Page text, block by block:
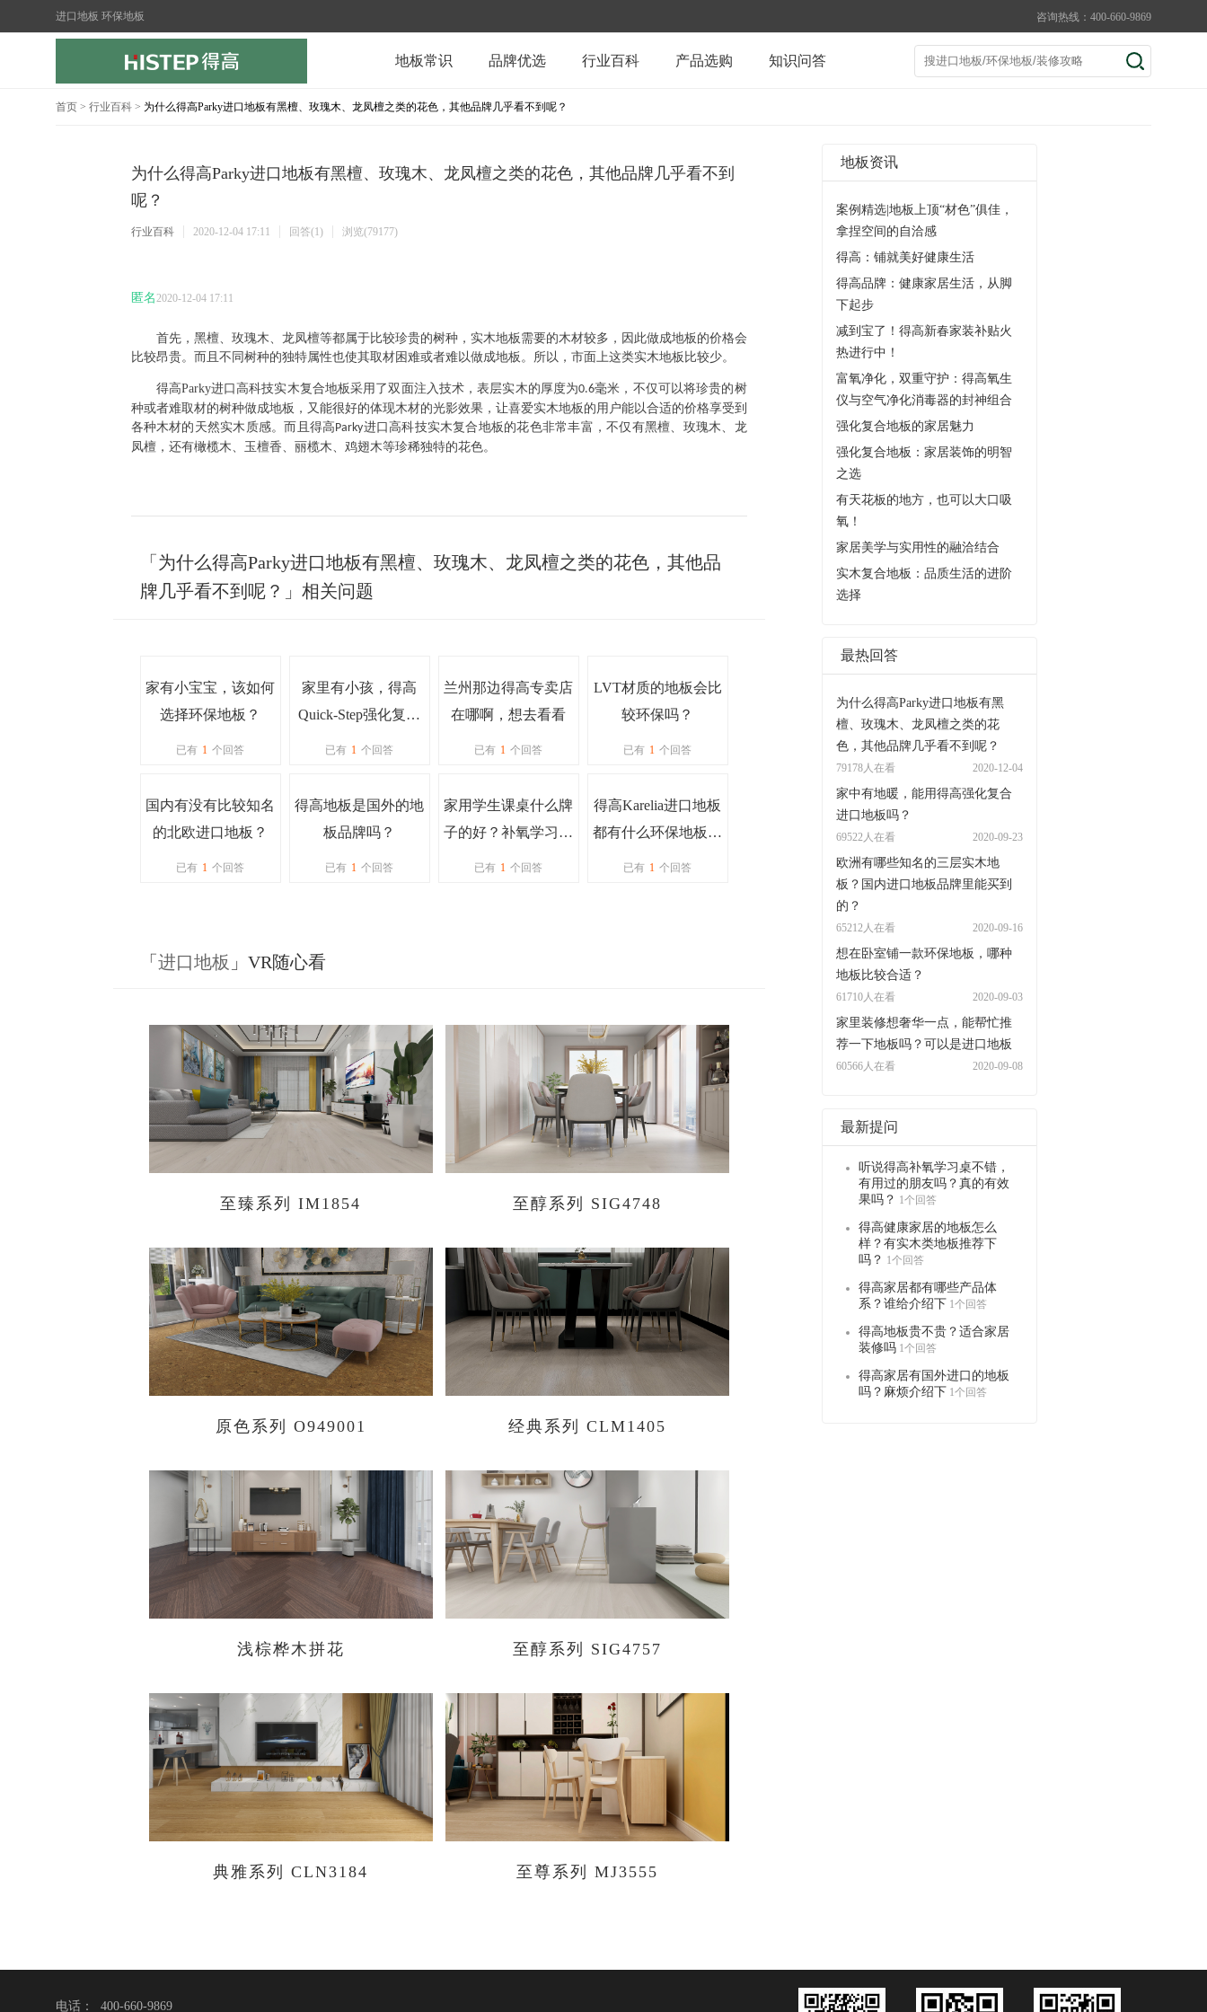
进口地板 环保地板 咨询热线：400-660-9869
地板常识 品牌优选 行业百科 产品选购 知识问答
首页 > 行业百科 > 为什么得高Parky进口地板有黑檀、玫瑰木、龙凤檀之类的花色，其他品牌几乎看不到呢？
为什么得高Parky进口地板有黑檀、玫瑰木、龙凤檀之类的花色，其他品牌几乎看不到
呢？
行业百科 2020-12-04 17:11 回答(1) 浏览(79177)
匿名2020-12-04 17:11
首先，黑檀、玫瑰木、龙凤檀等都属于比较珍贵的树种，实木地板需要的木材较多，因此做成地板的价格会
比较昂贵。而且不同树种的独特属性也使其取材困难或者难以做成地板。所以，市面上这类实木地板比较少。
得高Parky进口高科技实木复合地板采用了双面注入技术，表层实木的厚度为0.6毫米，不仅可以将珍贵的树
种或者难取材的树种做成地板，又能很好的体现木材的光影效果，让喜爱实木地板的用户能以合适的价格享受到
各种木材的天然实木质感。而且得高Parky进口高科技实木复合地板的花色非常丰富，不仅有黑檀、玫瑰木、龙
凤檀，还有橄榄木、玉檀香、丽榄木、鸡翅木等珍稀独特的花色。
「为什么得高Parky进口地板有黑檀、玫瑰木、龙凤檀之类的花色，其他品
牌几乎看不到呢？」相关问题
家有小宝宝，该如何
选择环保地板？
已有 1 个回答
家里有小孩，得高
Quick-Step强化复合
地板是环保地板吗？
已有 1 个回答
兰州那边得高专卖店
在哪啊，想去看看
已有 1 个回答
LVT材质的地板会比
较环保吗？
已有 1 个回答
国内有没有比较知名
的北欧进口地板？
已有 1 个回答
得高地板是国外的地
板品牌吗？
已有 1 个回答
家用学生课桌什么牌
子的好？补氧学习桌
有吗？
已有 1 个回答
得高Karelia进口地板
都有什么环保地板证
书？
已有 1 个回答
「 进口地板 」VR随心看
至臻系列 IM1854
原色系列 O949001
浅棕桦木拼花
典雅系列 CLN3184
至醇系列 SIG4748
经典系列 CLM1405
至醇系列 SIG4757
至尊系列 MJ3555
地板资讯
案例精选|地板上顶“材色”俱佳，
拿捏空间的自洽感
得高：铺就美好健康生活
得高品牌：健康家居生活，从脚
下起步
减到宝了！得高新春家装补贴火
热进行中！
富氧净化，双重守护：得高氧生
仪与空气净化消毒器的封神组合
强化复合地板的家居魅力
强化复合地板：家居装饰的明智
之选
有天花板的地方，也可以大口吸
氧！
家居美学与实用性的融洽结合
实木复合地板：品质生活的进阶
选择
最热回答
为什么得高Parky进口地板有黑
檀、玫瑰木、龙凤檀之类的花
色，其他品牌几乎看不到呢？
79178人在看 2020-12-04
家中有地暖，能用得高强化复合
进口地板吗？
69522人在看 2020-09-23
欧洲有哪些知名的三层实木地
板？国内进口地板品牌里能买到
的？
65212人在看 2020-09-16
想在卧室铺一款环保地板，哪种
地板比较合适？
61710人在看 2020-09-03
家里装修想奢华一点，能帮忙推
荐一下地板吗？可以是进口地板
60566人在看 2020-09-08
最新提问
听说得高补氧学习桌不错，
有用过的朋友吗？真的有效
果吗？ 1个回答
得高健康家居的地板怎么
样？有实木类地板推荐下
吗？ 1个回答
得高家居都有哪些产品体
系？谁给介绍下 1个回答
得高地板贵不贵？适合家居
装修吗 1个回答
得高家居有国外进口的地板
吗？麻烦介绍下 1个回答
电话： 400-660-9869